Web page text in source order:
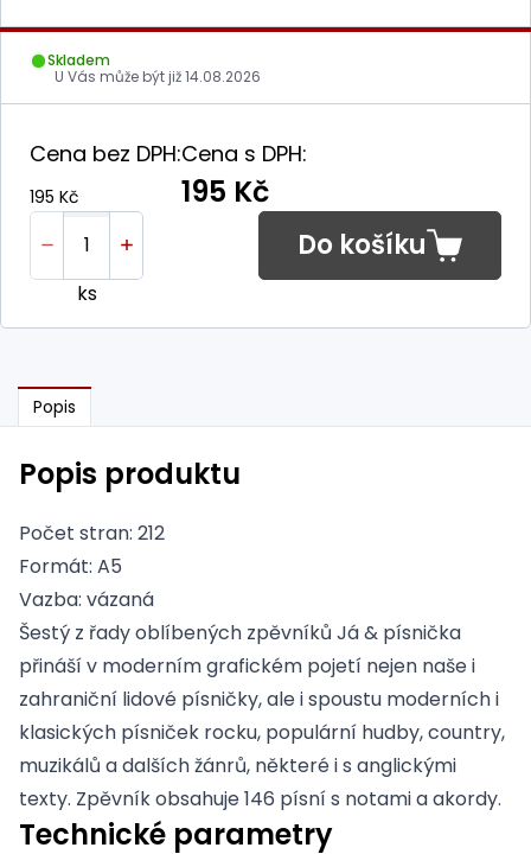
Skladem
U Vás může být již14.08.2026
Cena bez DPH:
195 Kč
Cena s DPH:
195 Kč
ks
Do košíku
Popis
Popis produktu
Počet stran: 212
Formát: A5
Vazba: vázaná
Šestý z řady oblíbených zpěvníků Já & písnička
přináší v moderním grafickém pojetí nejen naše i
zahraniční lidové písničky, ale i spoustu moderních i
klasických písniček rocku, populární hudby, country,
muzikálů a dalších žánrů, některé i s anglickými
texty. Zpěvník obsahuje 146 písní s notami a akordy.
Technické parametry